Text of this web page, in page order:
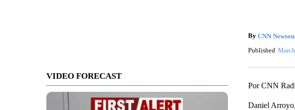
VIDEO FORECAST
By CNN
Published
Por CNN
Daniel